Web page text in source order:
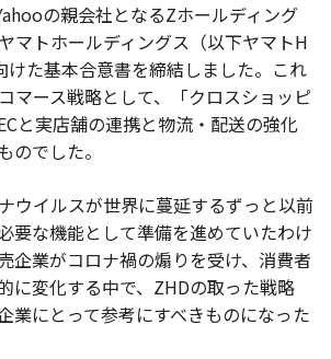
03-6432-0346
電話受付：平日 10:00~17:00
の親会社となるZホールディング
マトホールディングス（以下ヤマトH
けた基本合意書を締結しました。これ
マース戦略として、「クロスショッピ
と実店舗の連携と物流・配送の強化
のでした。
ウイルスが世界に蔓延するずっと以前
要な機能として準備を進めていたわけ
企業がコロナ禍の煽りを受け、消費者
に変化する中で、ZHDの取った戦略
業にとって参考にすべきものになった